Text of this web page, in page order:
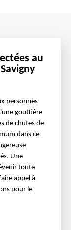
au
personnes
gouttière
de chutes de
dans ce
Une
toute
appel à
pour le